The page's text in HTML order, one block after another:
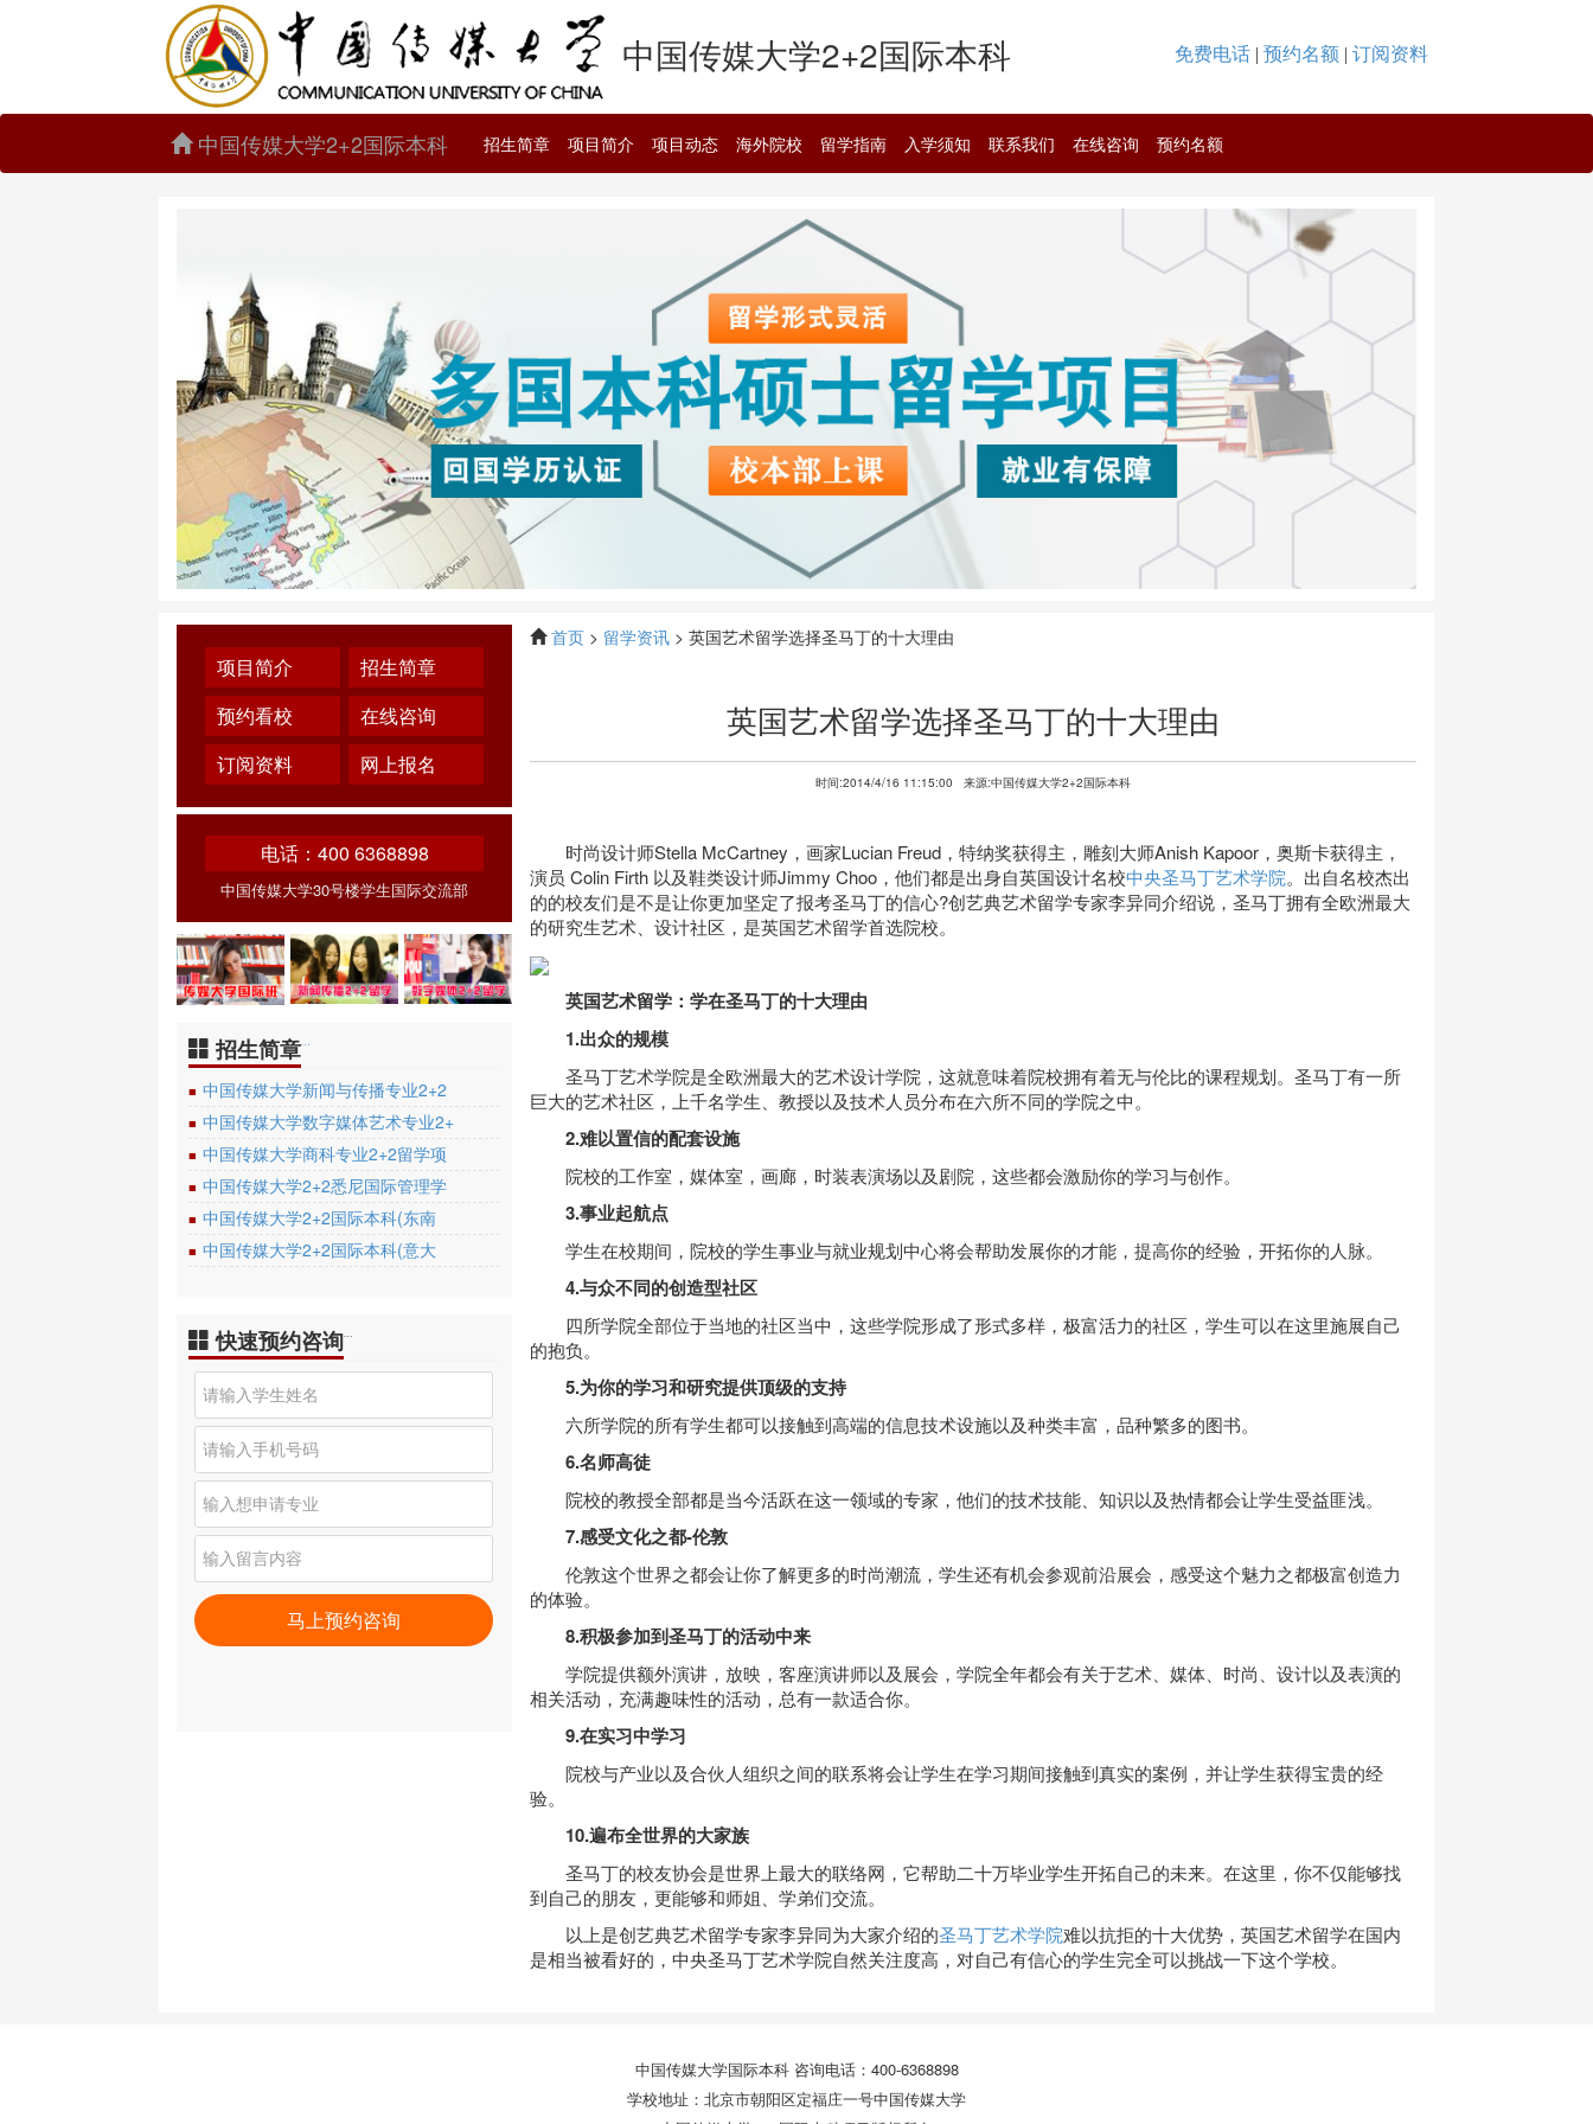
中国传媒大学2+2国际本科 免费电话| 预约名额| 订阅资料
中国传媒大学2+2国际本科 招生简章 项目简介 项目动态 海外院校 留学指南 入学须知 联系我们 在线咨询 预约名额
首页> 留学资讯> 英国艺术留学选择圣马丁的十大理由
英国艺术留学选择圣马丁的十大理由
时间:2014/4/16 11:15:00 来源:中国传媒大学2+2国际本科
时尚设计师Stella McCartney，画家Lucian Freud，特纳奖获得主，雕刻大师Anish Kapoor，奥斯卡获得主，
演员 Colin Firth 以及鞋类设计师Jimmy Choo，他们都是出身自英国设计名校中央圣马丁艺术学院。出自名校杰出
的的校友们是不是让你更加坚定了报考圣马丁的信心?创艺典艺术留学专家李异同介绍说，圣马丁拥有全欧洲最大
的研究生艺术、设计社区，是英国艺术留学首选院校。
英国艺术留学：学在圣马丁的十大理由
1.出众的规模
圣马丁艺术学院是全欧洲最大的艺术设计学院，这就意味着院校拥有着无与伦比的课程规划。圣马丁有一所
巨大的艺术社区，上千名学生、教授以及技术人员分布在六所不同的学院之中。
2.难以置信的配套设施
院校的工作室，媒体室，画廊，时装表演场以及剧院，这些都会激励你的学习与创作。
3.事业起航点
学生在校期间，院校的学生事业与就业规划中心将会帮助发展你的才能，提高你的经验，开拓你的人脉。
4.与众不同的创造型社区
四所学院全部位于当地的社区当中，这些学院形成了形式多样，极富活力的社区，学生可以在这里施展自己
的抱负。
5.为你的学习和研究提供顶级的支持
六所学院的所有学生都可以接触到高端的信息技术设施以及种类丰富，品种繁多的图书。
6.名师高徒
院校的教授全部都是当今活跃在这一领域的专家，他们的技术技能、知识以及热情都会让学生受益匪浅。
7.感受文化之都-伦敦
伦敦这个世界之都会让你了解更多的时尚潮流，学生还有机会参观前沿展会，感受这个魅力之都极富创造力
的体验。
8.积极参加到圣马丁的活动中来
学院提供额外演讲，放映，客座演讲师以及展会，学院全年都会有关于艺术、媒体、时尚、设计以及表演的
相关活动，充满趣味性的活动，总有一款适合你。
9.在实习中学习
院校与产业以及合伙人组织之间的联系将会让学生在学习期间接触到真实的案例，并让学生获得宝贵的经
验。
10.遍布全世界的大家族
圣马丁的校友协会是世界上最大的联络网，它帮助二十万毕业学生开拓自己的未来。在这里，你不仅能够找
到自己的朋友，更能够和师姐、学弟们交流。
以上是创艺典艺术留学专家李异同为大家介绍的圣马丁艺术学院难以抗拒的十大优势，英国艺术留学在国内
是相当被看好的，中央圣马丁艺术学院自然关注度高，对自己有信心的学生完全可以挑战一下这个学校。
项目简介
招生简章
预约看校
在线咨询
订阅资料
网上报名
电话：400 6368898
中国传媒大学30号楼学生国际交流部
招生简章
■ 中国传媒大学新闻与传播专业2+2
■ 中国传媒大学数字媒体艺术专业2+
■ 中国传媒大学商科专业2+2留学项
■ 中国传媒大学2+2悉尼国际管理学
■ 中国传媒大学2+2国际本科(东南
■ 中国传媒大学2+2国际本科(意大
快速预约咨询
中国传媒大学国际本科 咨询电话：400-6368898
学校地址：北京市朝阳区定福庄一号中国传媒大学